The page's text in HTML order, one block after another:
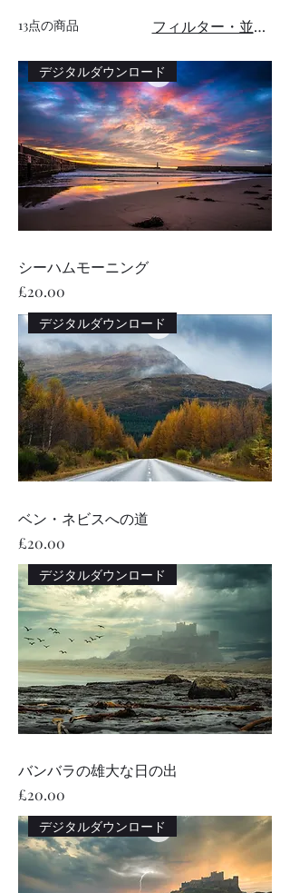
13点の商品 フィルター・並び替え
デジタルダウンロード
シーハムモーニング
価格
£20.00
デジタルダウンロード
ベン・ネビスへの道
価格
£20.00
デジタルダウンロード
バンバラの雄大な日の出
価格
£20.00
デジタルダウンロード